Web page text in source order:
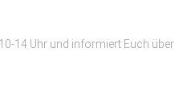
14 Uhr und informiert Euch über